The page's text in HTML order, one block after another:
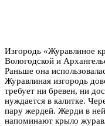
Изгородь «Журавлиное
Вологодской и
Раньше она
Журавлиная изгородь
требует ни бревен, ни
нуждается в калитке.
пару жердей. Жерди в
напоминают крыло